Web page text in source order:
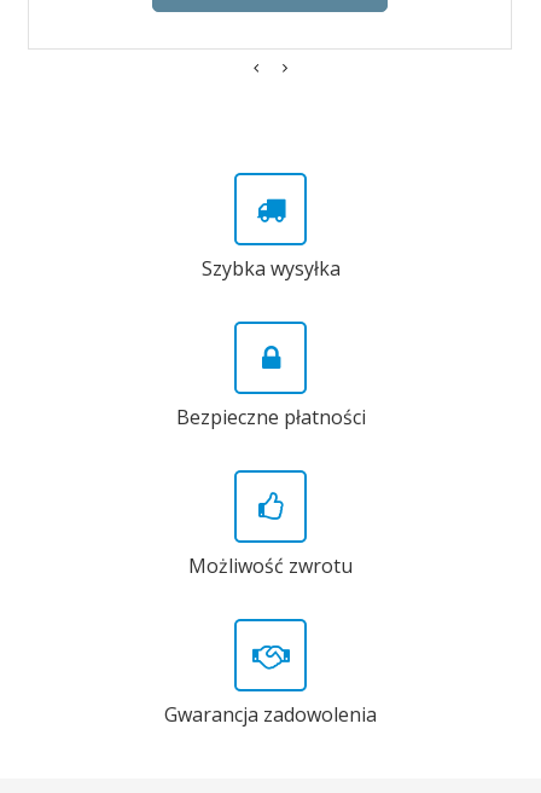
Szybka wysyłka
Bezpieczne płatności
Możliwość zwrotu
Gwarancja zadowolenia